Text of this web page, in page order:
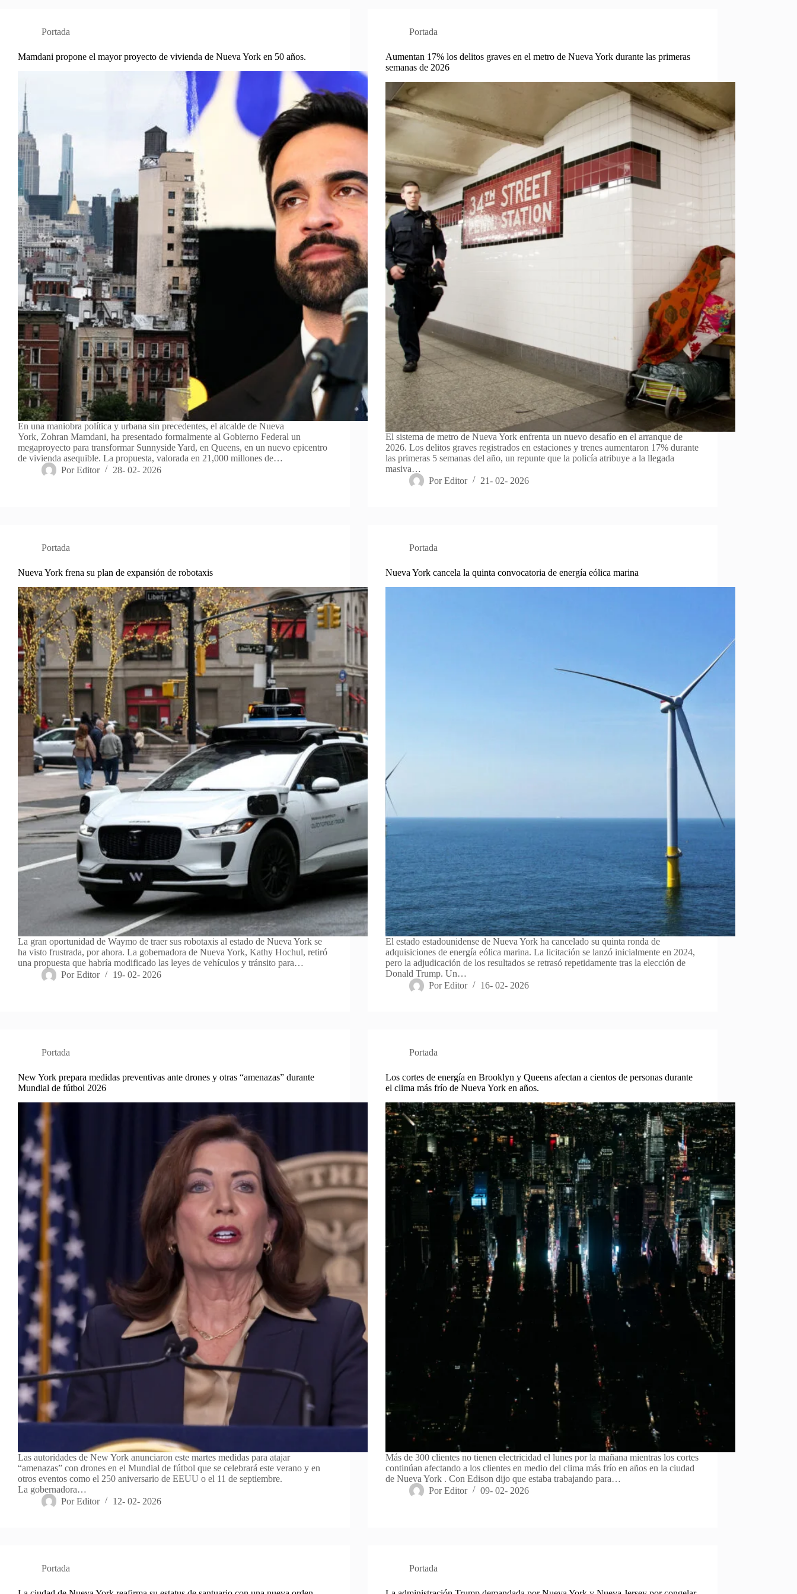
Portada
Mamdani propone el mayor proyecto de vivienda de Nueva York en 50 años.
En una maniobra política y urbana sin precedentes, el alcalde de Nueva
York, Zohran Mamdani, ha presentado formalmente al Gobierno Federal un
megaproyecto para transformar Sunnyside Yard, en Queens, en un nuevo epicentro
de vivienda asequible. La propuesta, valorada en 21,000 millones de…
Por Editor 28- 02- 2026
Portada
Aumentan 17% los delitos graves en el metro de Nueva York durante las primeras
semanas de 2026
El sistema de metro de Nueva York enfrenta un nuevo desafío en el arranque de
2026. Los delitos graves registrados en estaciones y trenes aumentaron 17% durante
las primeras 5 semanas del año, un repunte que la policía atribuye a la llegada
masiva…
Por Editor 21- 02- 2026
Portada
Nueva York frena su plan de expansión de robotaxis
La gran oportunidad de Waymo de traer sus robotaxis al estado de Nueva York se
ha visto frustrada, por ahora. La gobernadora de Nueva York, Kathy Hochul, retiró
una propuesta que habría modificado las leyes de vehículos y tránsito para…
Por Editor 19- 02- 2026
Portada
Nueva York cancela la quinta convocatoria de energía eólica marina
El estado estadounidense de Nueva York ha cancelado su quinta ronda de
adquisiciones de energía eólica marina. La licitación se lanzó inicialmente en 2024,
pero la adjudicación de los resultados se retrasó repetidamente tras la elección de
Donald Trump. Un…
Por Editor 16- 02- 2026
Portada
New York prepara medidas preventivas ante drones y otras “amenazas” durante
Mundial de fútbol 2026
Las autoridades de New York anunciaron este martes medidas para atajar
“amenazas” con drones en el Mundial de fútbol que se celebrará este verano y en
otros eventos como el 250 aniversario de EEUU o el 11 de septiembre.
La gobernadora…
Por Editor 12- 02- 2026
Portada
Los cortes de energía en Brooklyn y Queens afectan a cientos de personas durante
el clima más frío de Nueva York en años.
Más de 300 clientes no tienen electricidad el lunes por la mañana mientras los cortes
continúan afectando a los clientes en medio del clima más frío en años en la ciudad
de Nueva York . Con Edison dijo que estaba trabajando para…
Por Editor 09- 02- 2026
Portada Portada